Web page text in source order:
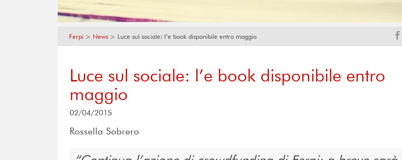
Ferpi > News > Luce sul sociale: l’e book disponibile entro maggio
Luce sul sociale: l’e book disponibile entro
maggio
02/04/2015
Rossella Sobrero